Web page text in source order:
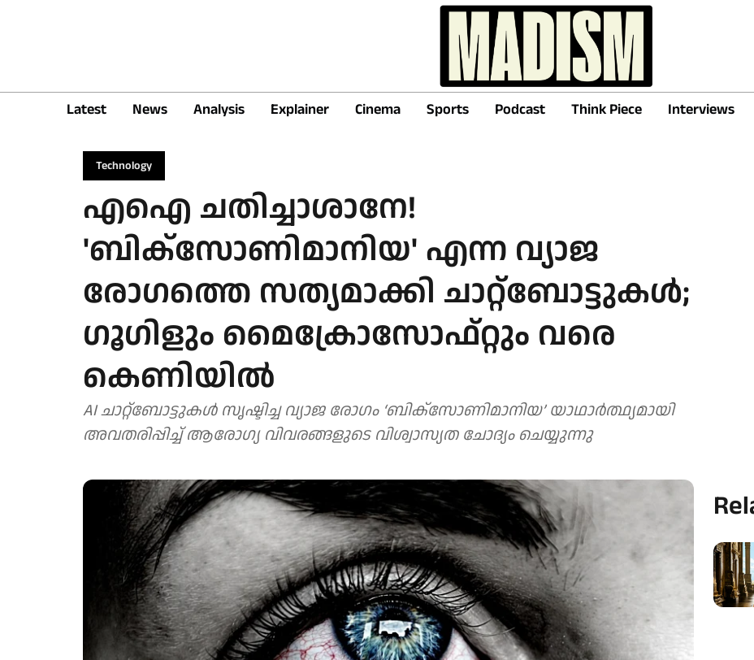
Latest News Analysis Explainer Cinema Sports Podcast Think Piece Interviews
Technology
എഐ ചതിച്ചാശാനേ!
'ബിക്സോണിമാനിയ' എന്ന വ്യാജ
രോഗത്തെ സത്യമാക്കി ചാറ്റ്ബോട്ടുകൾ;
ഗൂഗിളും മൈക്രോസോഫ്റ്റും വരെ
കെണിയിൽ
AI ചാറ്റ്ബോട്ടുകൾ സൃഷ്ടിച്ച വ്യാജ രോഗം ‘ബിക്സോണിമാനിയ’ യാഥാർത്ഥ്യമായി
അവതരിപ്പിച്ച് ആരോഗ്യ വിവരങ്ങളുടെ വിശ്വാസ്യത ചോദ്യം ചെയ്യുന്നു